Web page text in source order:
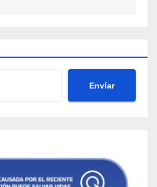
Envíar